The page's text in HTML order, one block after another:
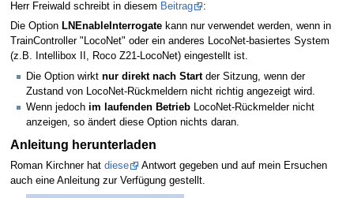
Herr Freiwald schreibt in diesem Beitrag
:
Die Option LNEnableInterrogatekann nur verwendet werden, wenn in
TrainController "LocoNet" oder ein anderes LocoNet-basiertes System
(z.B. Intellibox II, Roco Z21-LocoNet) eingestellt ist.
Die Option wirkt nur direkt nach Startder Sitzung, wenn der
Zustand von LocoNet-Rückmeldern nicht richtig angezeigt wird.
Wenn jedoch im laufenden Betrieb LocoNet-Rückmelder nicht
anzeigen, so ändert diese Option nichts daran.
Anleitung herunterladen
Roman Kirchner hat diese
Antwort gegeben und auf mein Ersuchen
auch eine Anleitung zur Verfügung gestellt.